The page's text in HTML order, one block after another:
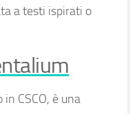
a testi ispirati o
in CSCO, è una